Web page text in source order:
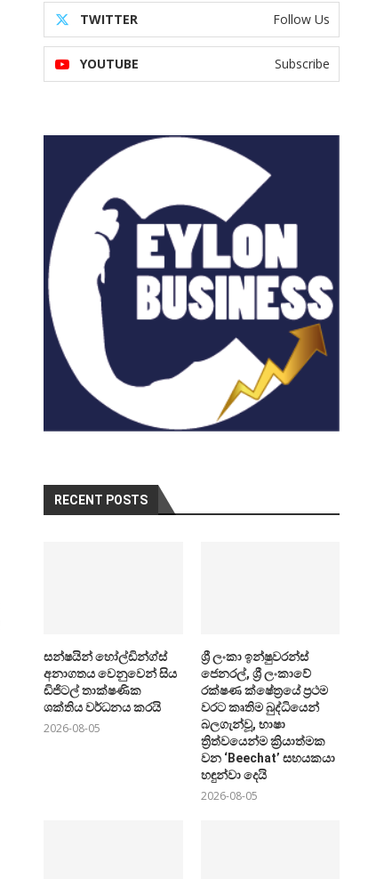
TWITTER Follow Us
YOUTUBE Subscribe
RECENT POSTS
සන්ෂයින් හෝල්ඩින්ග්ස්
අනාගතය වෙනුවෙන් සිය
ඩිජිටල් තාක්ෂණික
ශක්තිය වර්ධනය කරයි
2026-08-05
ශ්‍රී ලංකා ඉන්ෂුවරන්ස්
ජෙනරල්, ශ්‍රී ලංකාවේ
රක්ෂණ ක්ෂේත්‍රයේ ප්‍රථම
වරට කෘතිම බුද්ධියෙන්
බලගැන්වූ, භාෂා
ත්‍රිත්වයෙන්ම ක්‍රියාත්මක
වන ‘Beechat’ සහයකයා
හඳුන්වා දෙයි
2026-08-05